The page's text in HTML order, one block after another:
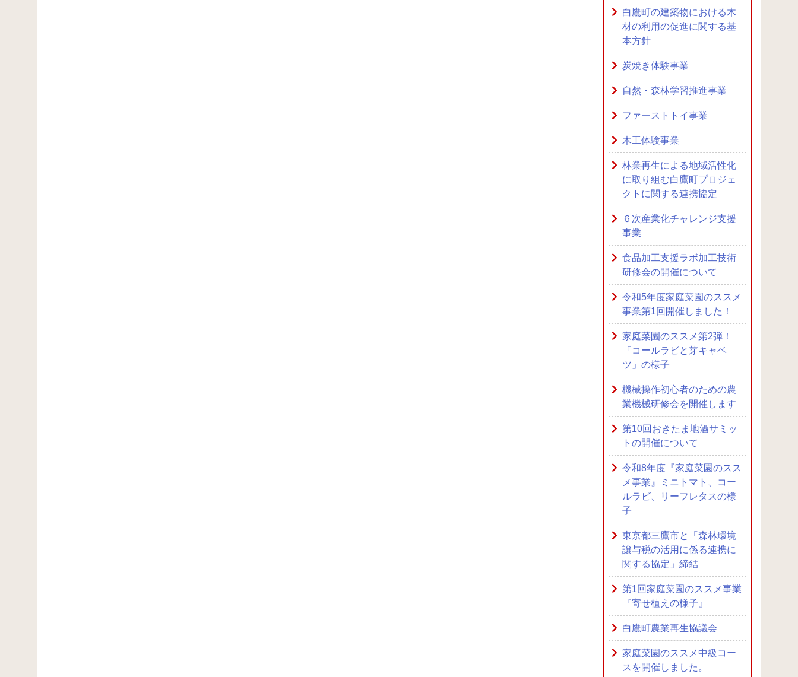
白鷹町の建築物における木
材の利用の促進に関する基
本方針
炭焼き体験事業
自然・森林学習推進事業
ファーストトイ事業
木工体験事業
林業再生による地域活性化
に取り組む白鷹町プロジェ
クトに関する連携協定
６次産業化チャレンジ支援
事業
食品加工支援ラボ加工技術
研修会の開催について
令和5年度家庭菜園のススメ
事業第1回開催しました！
家庭菜園のススメ第2弾！
「コールラビと芽キャベ
ツ」の様子
機械操作初心者のための農
業機械研修会を開催します
第10回おきたま地酒サミッ
トの開催について
令和8年度『家庭菜園のスス
メ事業』ミニトマト、コー
ルラビ、リーフレタスの様
子
東京都三鷹市と「森林環境
譲与税の活用に係る連携に
関する協定」締結
第1回家庭菜園のススメ事業
『寄せ植えの様子』
白鷹町農業再生協議会
家庭菜園のススメ中級コー
スを開催しました。